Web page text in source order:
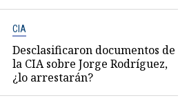
CIA
Desclasificaron documentos de
la CIA sobre Jorge Rodríguez,
¿lo arrestarán?